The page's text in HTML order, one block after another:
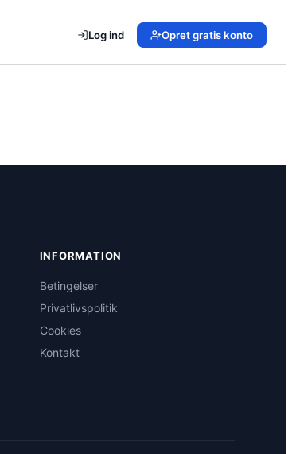
Log ind Opret gratis konto
INFORMATION
Betingelser
Privatlivspolitik
Cookies
Kontakt